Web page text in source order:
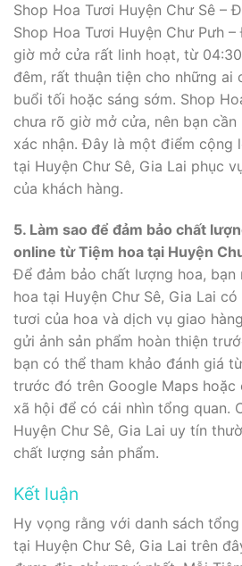
Shop Hoa Tươi Huyện Chư Sê –
Shop Hoa Tươi Huyện Chư Pưh
giờ mở cửa rất linh hoạt, từ
đêm, rất thuận tiện cho những ai
buổi tối hoặc sáng sớm. Shop
chưa rõ giờ mở cửa, nên bạn
xác nhận. Đây là một điểm cộng
tại Huyện Chư Sê, Gia Lai phục
của khách hàng.
5. Làm sao để đảm bảo chất
online từ Tiệm hoa tại Huyện
Để đảm bảo chất lượng hoa, bạn
hoa tại Huyện Chư Sê, Gia Lai
tươi của hoa và dịch vụ giao
gửi ảnh sản phẩm hoàn thiện
bạn có thể tham khảo đánh giá
trước đó trên Google Maps hoặc
xã hội để có cái nhìn tổng quan.
Huyện Chư Sê, Gia Lai uy tín
chất lượng sản phẩm.
Kết luận
Hy vọng rằng với danh sách
tại Huyện Chư Sê, Gia Lai trên